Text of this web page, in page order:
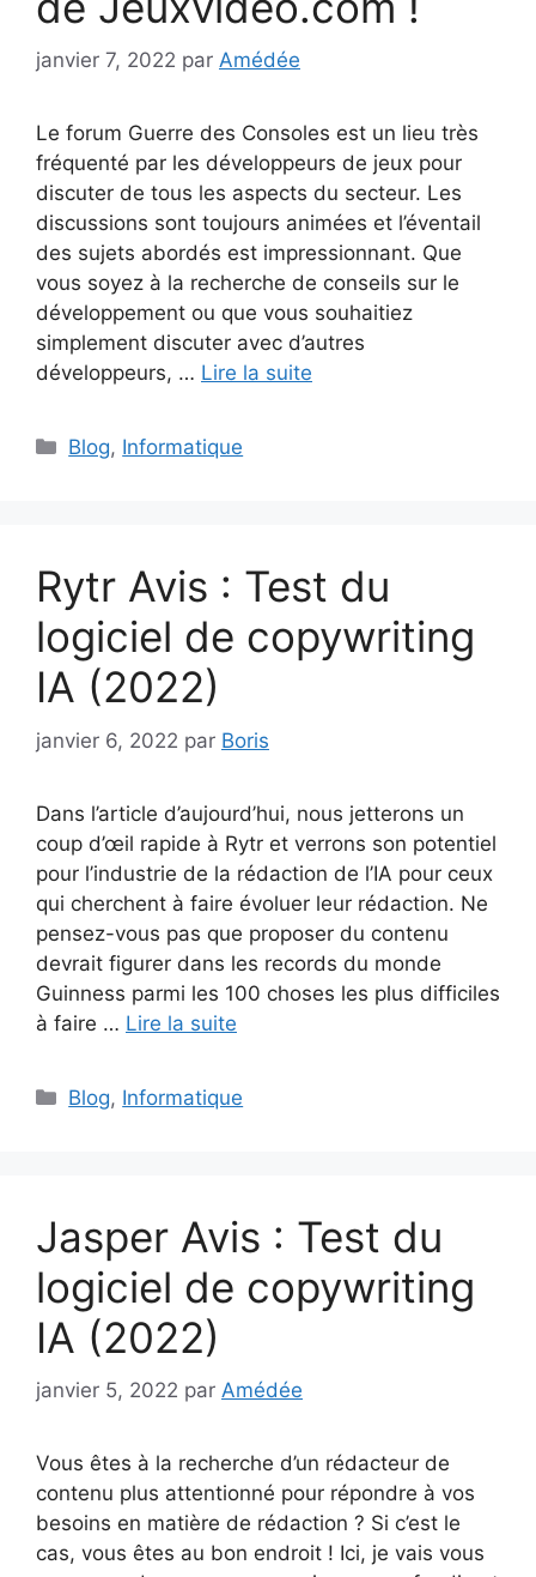
janvier 7, 2022 par Amédée
Le forum Guerre des Consoles est un lieu très
fréquenté par les développeurs de jeux pour
discuter de tous les aspects du secteur. Les
discussions sont toujours animées et l’éventail
des sujets abordés est impressionnant. Que
vous soyez à la recherche de conseils sur le
développement ou que vous souhaitiez
simplement discuter avec d’autres
développeurs, … Lire la suite
Catégories
Blog, Informatique
Rytr Avis : Test du
logiciel de copywriting
IA (2022)
janvier 6, 2022 par Boris
Dans l’article d’aujourd’hui, nous jetterons un
coup d’œil rapide à Rytr et verrons son potentiel
pour l’industrie de la rédaction de l’IA pour ceux
qui cherchent à faire évoluer leur rédaction. Ne
pensez-vous pas que proposer du contenu
devrait figurer dans les records du monde
Guinness parmi les 100 choses les plus difficiles
à faire … Lire la suite
Catégories
Blog, Informatique
Jasper Avis : Test du
logiciel de copywriting
IA (2022)
janvier 5, 2022 par Amédée
Vous êtes à la recherche d’un rédacteur de
contenu plus attentionné pour répondre à vos
besoins en matière de rédaction ? Si c’est le
cas, vous êtes au bon endroit ! Ici, je vais vous